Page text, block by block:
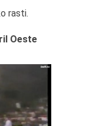
rasti.
Oeste